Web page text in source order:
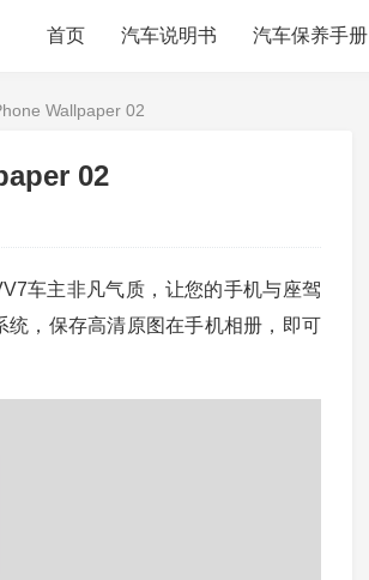
首页 汽车说明书 汽车保养手册
Wallpaper 02
02
车主非凡气质，让您的手机与座驾
，保存高清原图在手机相册，即可